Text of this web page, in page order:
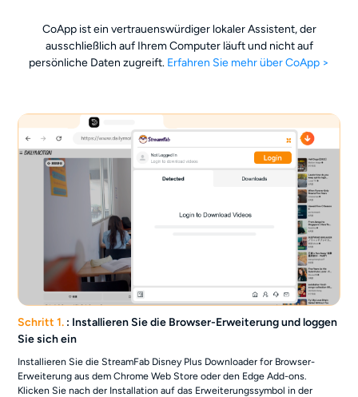
CoApp ist ein vertrauenswürdiger lokaler Assistent, der
ausschließlich auf Ihrem Computer läuft und nicht auf
persönliche Daten zugreift. Erfahren Sie mehr über CoApp >
Schritt 1. : Installieren Sie die Browser-Erweiterung und loggen
Sie sich ein
Installieren Sie die StreamFab Disney Plus Downloader for Browser-
Erweiterung aus dem Chrome Web Store oder den Edge Add-ons.
Klicken Sie nach der Installation auf das Erweiterungssymbol in der